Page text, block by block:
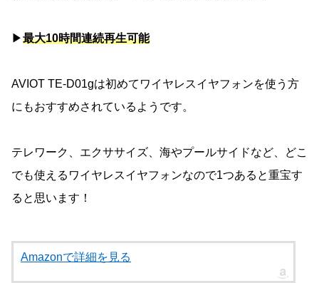
▶最大10時間連続再生可能
AVIOT TE-D01gは初めてワイヤレスイヤフォンを使う方
にもおすすめされているようです。
テレワーク、エクササイズ、海やプールサイドなど、どこ
でも使えるワイヤレスイヤフォンなので1つあると重宝す
ると思います！
Amazonで詳細を見る